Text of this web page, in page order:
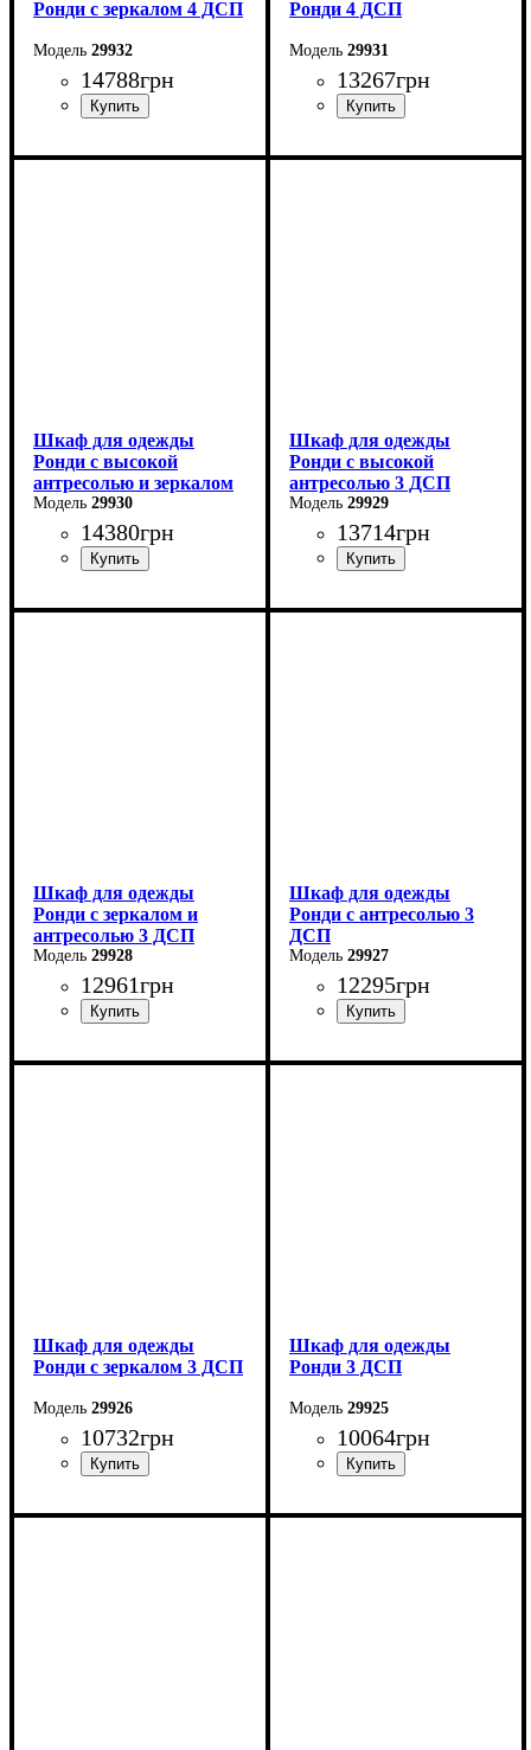
Ронди с зеркалом 4 ДСП
29932
14788грн
Ширина: 160 см
Ронди 4 ДСП
29931
13267грн
Ширина: 160 см
Шкаф для одежды
Ронди с высокой
антресолью и зеркалом
3 ДСП 29930
14380грн
Ширина: 121 см
Шкаф для одежды
Ронди с высокой
антресолью 3 ДСП
29929
13714грн
Ширина: 121 см
Шкаф для одежды
Ронди с зеркалом и
антресолью 3 ДСП
29928
12961грн
Ширина: 121 см
Шкаф для одежды
Ронди с антресолью 3
ДСП
29927
12295грн
Ширина: 121 см
Шкаф для одежды
Ронди с зеркалом 3 ДСП
29926
10732грн
Ширина: 121 см
Шкаф для одежды
Ронди 3 ДСП
29925
10064грн
Ширина: 121 см